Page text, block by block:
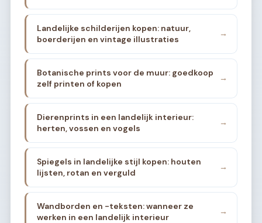
Landelijke schilderijen kopen: natuur,
boerderijen en vintage illustraties
→
Botanische prints voor de muur: goedkoop
zelf printen of kopen
→
Dierenprints in een landelijk interieur:
herten, vossen en vogels
→
Spiegels in landelijke stijl kopen: houten
lijsten, rotan en verguld
→
Wandborden en -teksten: wanneer ze
werken in een landelijk interieur
→